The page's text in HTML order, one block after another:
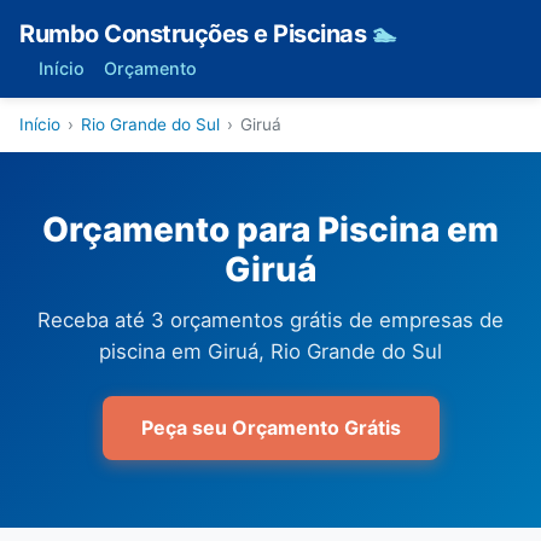
Rumbo Construções e Piscinas 🏊
Início Orçamento
Início › Rio Grande do Sul › Giruá
Orçamento para Piscina em
Giruá
Receba até 3 orçamentos grátis de empresas de
piscina em Giruá, Rio Grande do Sul
Peça seu Orçamento Grátis